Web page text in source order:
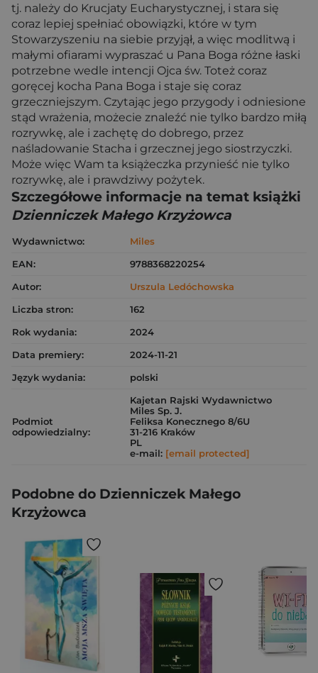
tj. należy do Krucjaty Eucharystycznej, i stara się
coraz lepiej spełniać obowiązki, które w tym
Stowarzyszeniu na siebie przyjął, a więc modlitwą i
małymi ofiarami wypraszać u Pana Boga różne łaski
potrzebne wedle intencji Ojca św. Toteż coraz
goręcej kocha Pana Boga i staje się coraz
grzeczniejszym. Czytając jego przygody i odniesione
stąd wrażenia, możecie znaleźć nie tylko bardzo miłą
rozrywkę, ale i zachętę do dobrego, przez
naśladowanie Stacha i grzecznej jego siostrzyczki.
Może więc Wam ta książeczka przynieść nie tylko
rozrywkę, ale i prawdziwy pożytek.
Szczegółowe informacje na temat książki
Dzienniczek Małego Krzyżowca
Wydawnictwo:
Miles
EAN:
9788368220254
Autor:
Urszula Ledóchowska
Liczba stron:
162
Rok wydania:
2024
Data premiery:
2024-11-21
Język wydania:
polski
Podmiot
odpowiedzialny:
Kajetan Rajski Wydawnictwo
Miles Sp. J.
Feliksa Konecznego 8/6U
31-216 Kraków
PL
e-mail: [email protected]
Podobne do Dzienniczek Małego
Krzyżowca